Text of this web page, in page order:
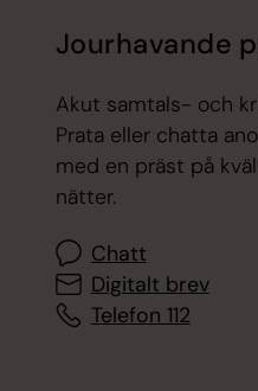
Jourhavande
Akut samtals- och
Prata eller chatta
med en präst på
nätter.
Chatt
Digitalt brev
Telefon 112